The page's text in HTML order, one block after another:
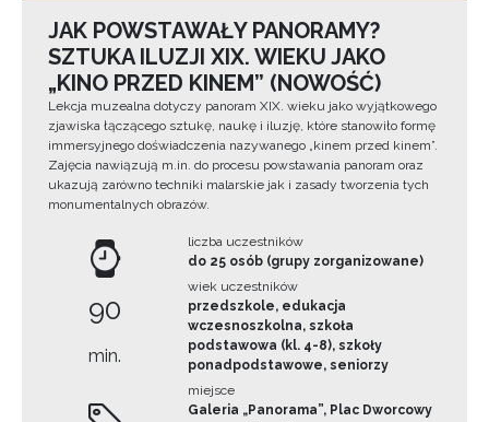
JAK POWSTAWAŁY PANORAMY?
SZTUKA ILUZJI XIX. WIEKU JAKO
„KINO PRZED KINEM” (NOWOŚĆ)
Lekcja muzealna dotyczy panoram XIX. wieku jako wyjątkowego
zjawiska łączącego sztukę, naukę i iluzję, które stanowiło formę
immersyjnego doświadczenia nazywanego „kinem przed kinem”.
Zajęcia nawiązują m.in. do procesu powstawania panoram oraz
ukazują zarówno techniki malarskie jak i zasady tworzenia tych
monumentalnych obrazów.
90
min.
liczba uczestników
do 25 osób (grupy zorganizowane)
wiek uczestników
przedszkole, edukacja
wczesnoszkolna, szkoła
podstawowa (kl. 4-8), szkoły
ponadpodstawowe, seniorzy
miejsce
Galeria „Panorama”, Plac Dworcowy